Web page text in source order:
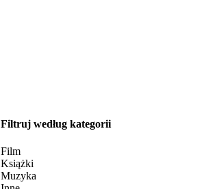
Filtruj według kategorii
Film
Książki
Muzyka